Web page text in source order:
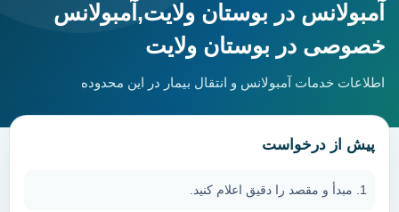
آمبولانس در بوستان ولایت,آمبولانس
خصوصی در بوستان ولایت
اطلاعات خدمات آمبولانس و انتقال بیمار در این محدوده
پیش از درخواست
مبدأ و مقصد را دقیق اعلام کنید.